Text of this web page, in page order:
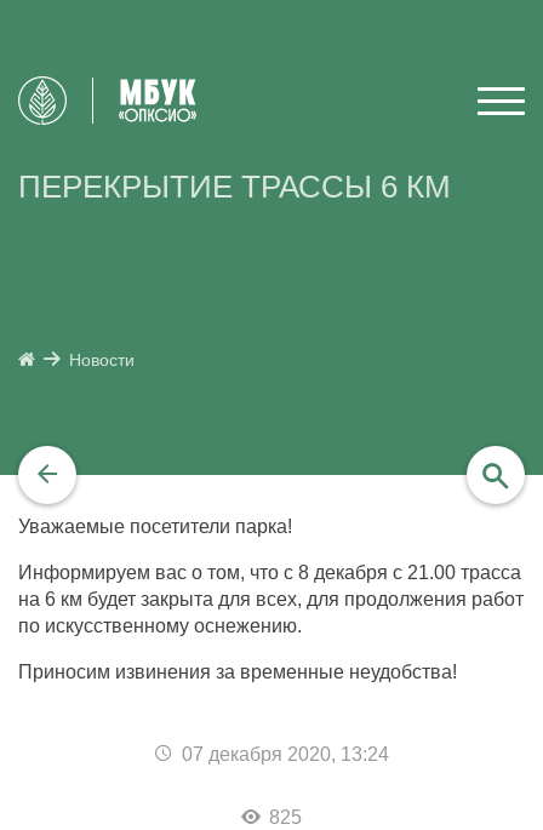
ПЕРЕКРЫТИЕ ТРАССЫ 6 КМ
Новости
Уважаемые посетители парка!
Информируем вас о том, что с 8 декабря с 21.00 трасса
на 6 км будет закрыта для всех, для продолжения работ
по искусственному оснежению.
Приносим извинения за временные неудобства!
07 декабря 2020, 13:24
825